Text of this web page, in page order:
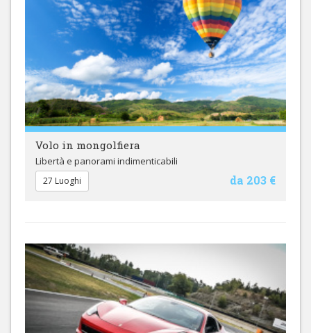
Volo in mongolfiera
Libertà e panorami indimenticabili
da 203 €
27 Luoghi